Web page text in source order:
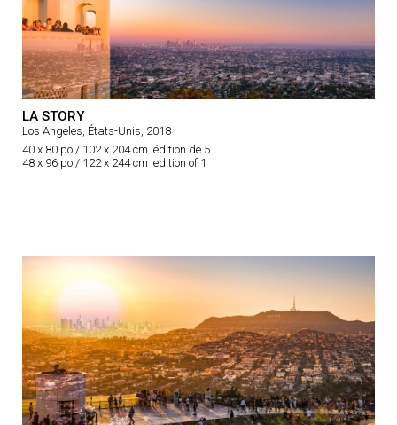
LA STORY
Los Angeles, États-Unis, 2018
40 x 80 po / 102 x 204 cm édition de 5
48 x 96 po / 122 x 244 cm edition of 1